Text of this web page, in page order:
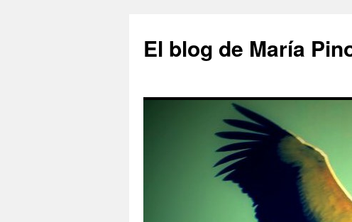
contenido
El blog de María